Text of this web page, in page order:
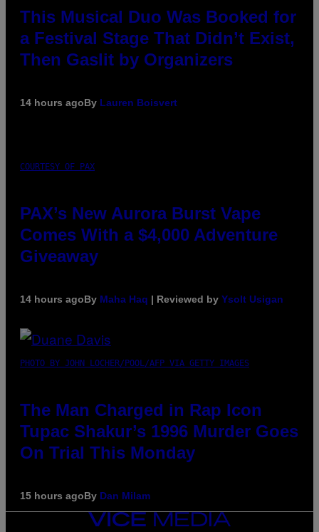
This Musical Duo Was Booked for
a Festival Stage That Didn’t Exist,
Then Gaslit by Organizers
14 hours agoBy Lauren Boisvert
COURTESY OF PAX
PAX’s New Aurora Burst Vape
Comes With a $4,000 Adventure
Giveaway
14 hours agoBy Maha Haq | Reviewed by Ysolt Usigan
PHOTO BY JOHN LOCHER/POOL/AFP VIA GETTY IMAGES
The Man Charged in Rap Icon
Tupac Shakur’s 1996 Murder Goes
On Trial This Monday
15 hours agoBy Dan Milam
VICE
MEDIA